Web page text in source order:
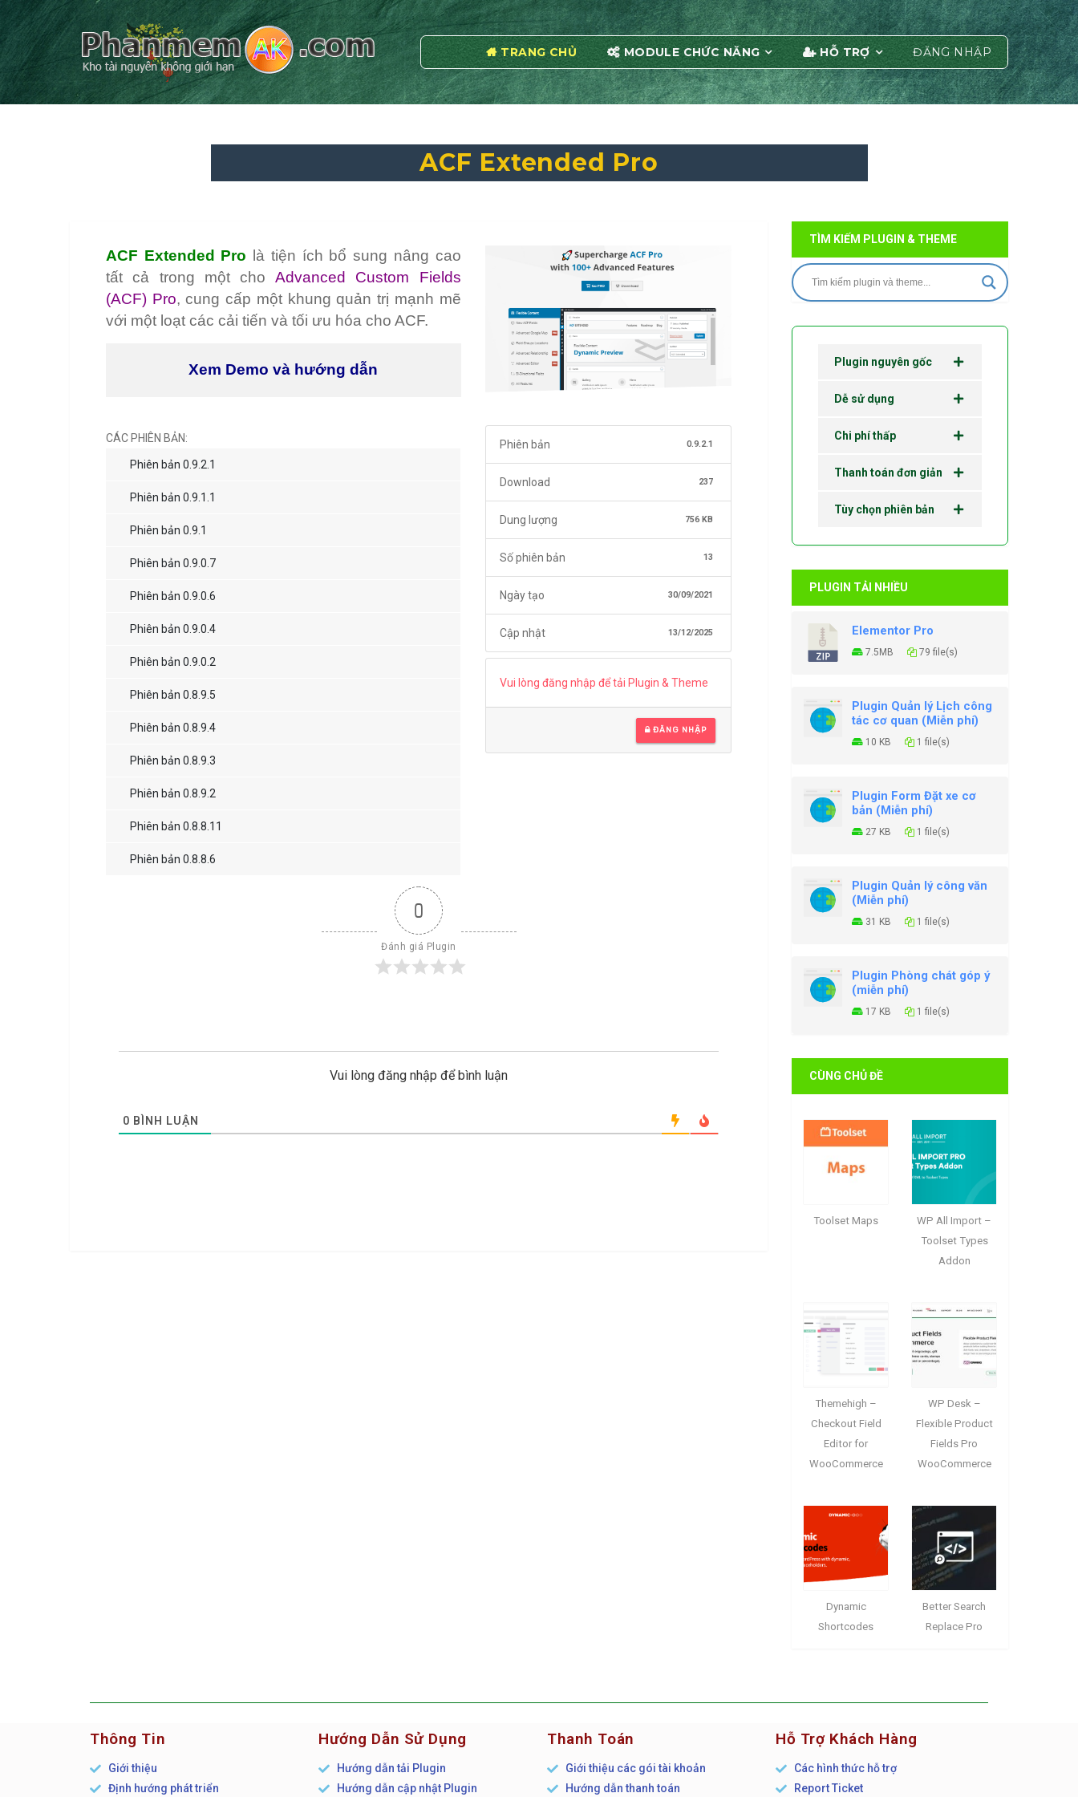
TRANG CHỦ MODULE CHỨC NĂNG HỖ TRỢ ĐĂNG NHẬP
ACF Extended Pro
ACF Extended Pro là tiện ích bổ sung nâng cao
tất cả trong một cho Advanced Custom Fields
(ACF) Pro, cung cấp một khung quản trị mạnh mẽ
với một loạt các cải tiến và tối ưu hóa cho ACF.
Xem Demo và hướng dẫn
CÁC PHIÊN BẢN:
Phiên bản 0.9.2.1
Phiên bản 0.9.1.1
Phiên bản 0.9.1
Phiên bản 0.9.0.7
Phiên bản 0.9.0.6
Phiên bản 0.9.0.4
Phiên bản 0.9.0.2
Phiên bản 0.8.9.5
Phiên bản 0.8.9.4
Phiên bản 0.8.9.3
Phiên bản 0.8.9.2
Phiên bản 0.8.8.11
Phiên bản 0.8.8.6
Phiên bản 0.9.2.1
Download 237
Dung lượng 756 KB
Số phiên bản 13
Ngày tạo 30/09/2021
Cập nhật 13/12/2025
Vui lòng đăng nhập để tải Plugin & Theme
ĐĂNG NHẬP
0
Đánh giá Plugin
Vui lòng đăng nhập để bình luận
0 BÌNH LUẬN
TÌM KIẾM PLUGIN & THEME
Plugin nguyên gốc
Dễ sử dụng
Chi phí thấp
Thanh toán đơn giản
Tùy chọn phiên bản
PLUGIN TẢI NHIỀU
Elementor Pro
7.5MB 79 file(s)
Plugin Quản lý Lịch công
tác cơ quan (Miễn phí)
10 KB 1 file(s)
Plugin Form Đặt xe cơ
bản (Miễn phí)
27 KB 1 file(s)
Plugin Quản lý công văn
(Miễn phí)
31 KB 1 file(s)
Plugin Phòng chát góp ý
(miễn phí)
17 KB 1 file(s)
CÙNG CHỦ ĐỀ
Toolset Maps
WP All Import –
Toolset Types
Addon
Themehigh –
Checkout Field
Editor for
WooCommerce
WP Desk –
Flexible Product
Fields Pro
WooCommerce
Dynamic
Shortcodes
Better Search
Replace Pro
Thông Tin
Giới thiệu
Định hướng phát triển
Hướng Dẫn Sử Dụng
Hướng dẫn tải Plugin
Hướng dẫn cập nhật Plugin
Thanh Toán
Giới thiệu các gói tài khoản
Hướng dẫn thanh toán
Hỗ Trợ Khách Hàng
Các hình thức hỗ trợ
Report Ticket